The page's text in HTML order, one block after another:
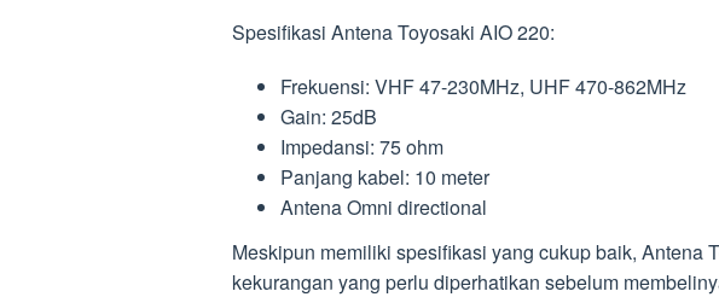
Spesifikasi Antena Toyosaki AIO 220:
Frekuensi: VHF 47-230MHz, UHF 470-862MHz
Gain: 25dB
Impedansi: 75 ohm
Panjang kabel: 10 meter
Antena Omni directional
Meskipun memiliki spesifikasi yang cukup baik, Antena
kekurangan yang perlu diperhatikan sebelum